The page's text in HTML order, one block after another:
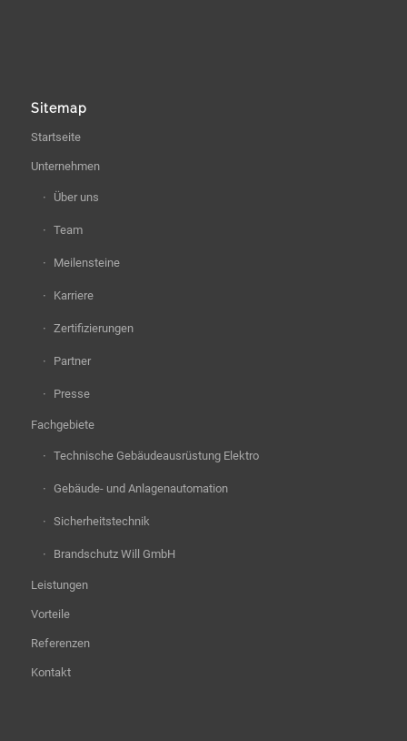
Sitemap
Startseite
Unternehmen
Über uns
Team
Meilensteine
Karriere
Zertifizierungen
Partner
Presse
Fachgebiete
Technische Gebäudeausrüstung Elektro
Gebäude- und Anlagenautomation
Sicherheitstechnik
Brandschutz Will GmbH
Leistungen
Vorteile
Referenzen
Kontakt